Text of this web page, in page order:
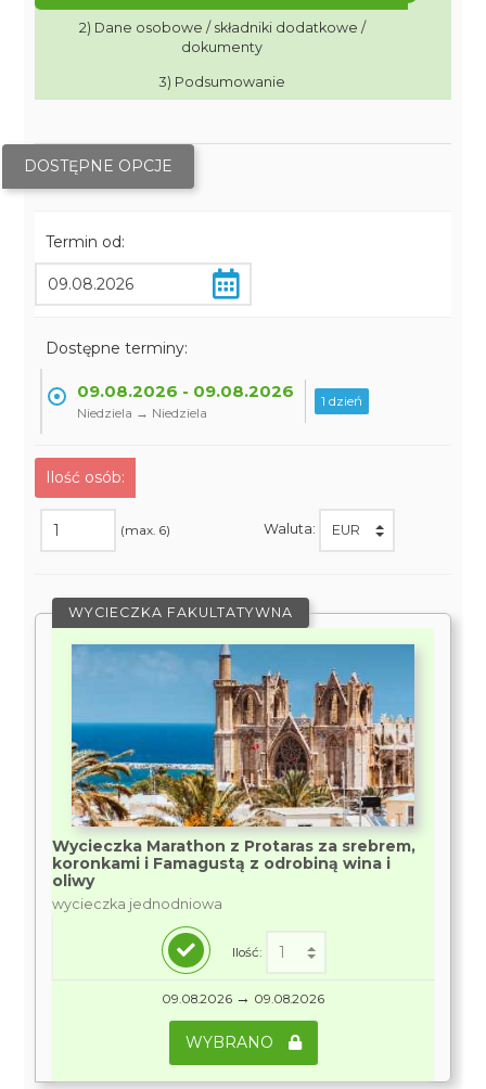
2) Dane osobowe / składniki dodatkowe /
dokumenty
3) Podsumowanie
DOSTĘPNE OPCJE
Termin od:
Dostępne terminy:
09.08.2026 - 09.08.2026
Niedziela → Niedziela
1 dzień
Ilość osób:
(max. 6) Waluta:
WYCIECZKA FAKULTATYWNA
Wycieczka Marathon z Protaras za srebrem,
koronkami i Famagustą z odrobiną wina i
oliwy
wycieczka jednodniowa
Ilość:
09.08.2026 → 09.08.2026
WYBRANO